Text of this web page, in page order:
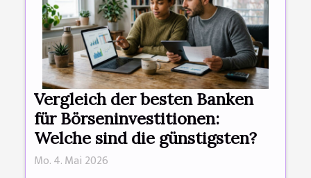
Vergleich der besten Banken
für Börseninvestitionen:
Welche sind die günstigsten?
Mo. 4. Mai 2026